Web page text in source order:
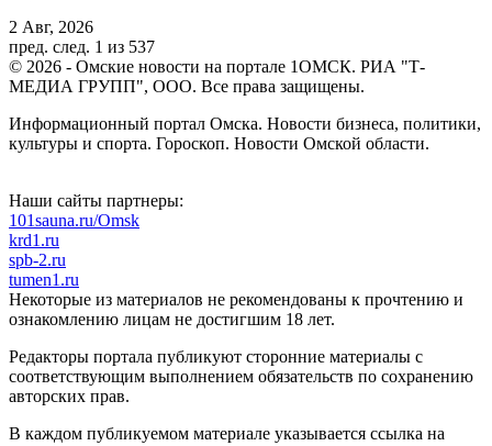
2 Авг, 2026
пред. след. 1 из 537
© 2026 - Омские новости на портале 1ОМСК. РИА "Т-
МЕДИА ГРУПП", ООО. Все права защищены.
Информационный портал Омска. Новости бизнеса, политики,
культуры и спорта. Гороскоп. Новости Омской области.
Наши сайты партнеры:
101sauna.ru/Omsk
krd1.ru
spb-2.ru
tumen1.ru
Некоторые из материалов не рекомендованы к прочтению и
ознакомлению лицам не достигшим 18 лет.
Редакторы портала публикуют сторонние материалы с
соответствующим выполнением обязательств по сохранению
авторских прав.
В каждом публикуемом материале указывается ссылка на